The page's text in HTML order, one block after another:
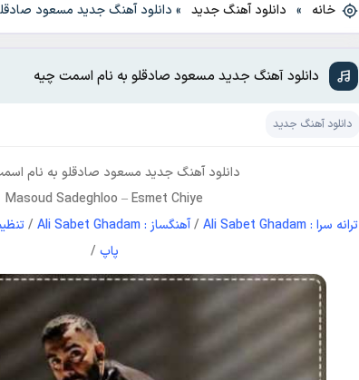
خانه » دانلود آهنگ جدید » دانلود آهنگ جدید مسعود
دانلود آهنگ جدید مسعود صادقلو به نام اسمت چیه
دانلود آهنگ جدید
دانلود آهنگ جدید مسعود صادقلو به نام
Masoud Sadeghloo –Esmet Chiye
ترانه سرا : Ali Sabet Ghadam
/آهنگساز : Ali Sabet Ghadam /
پاپ /